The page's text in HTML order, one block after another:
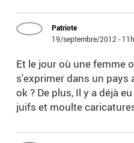
Patriote
19/septembre/2012 -
Et le jour où une femme
s'exprimer dans un pays
ok ? De plus, Il y a déjà
juifs et moulte